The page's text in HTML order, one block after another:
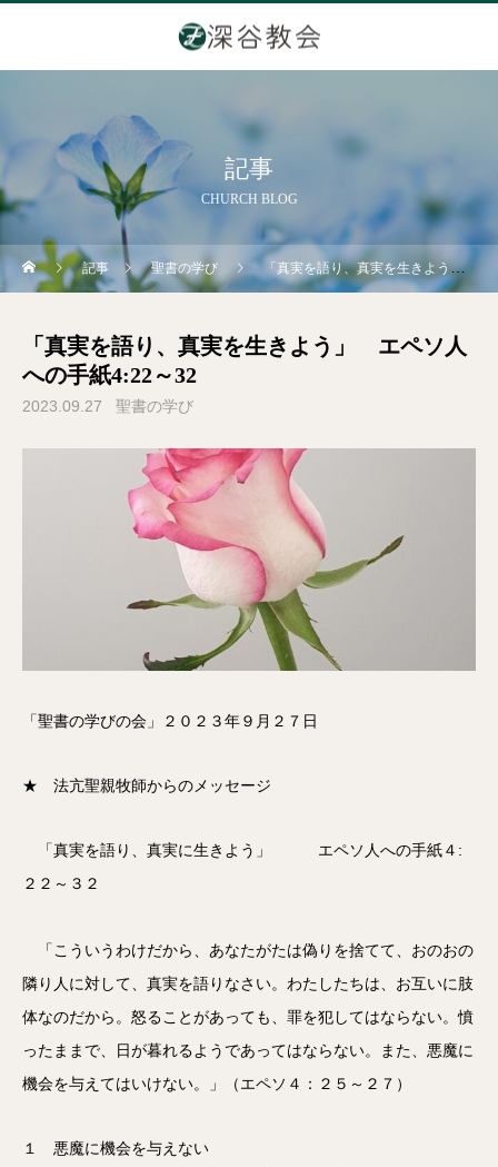
記事
CHURCH BLOG
記事 聖書の学び 「真実を語り、真実を生きよう」 エペソ人への手紙4:22～32
「真実を語り、真実を生きよう」 エペソ人
への手紙4:22～32
2023.09.27 聖書の学び
「聖書の学びの会」２０２３年９月２７日
★ 法亢聖親牧師からのメッセージ
「真実を語り、真実に生きよう」 エペソ人への手紙４:
２２～３２
「こういうわけだから、あなたがたは偽りを捨てて、おのおの
隣り人に対して、真実を語りなさい。わたしたちは、お互いに肢
体なのだから。怒ることがあっても、罪を犯してはならない。憤
ったままで、日が暮れるようであってはならない。また、悪魔に
機会を与えてはいけない。」（エペソ４：２５～２７）
１ 悪魔に機会を与えない